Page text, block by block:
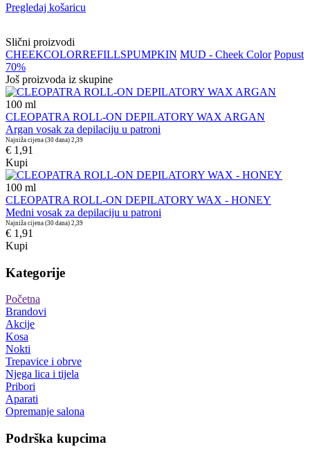
Pregledaj košaricu
Slični proizvodi
CHEEKCOLORREFILLSPUMPKIN MUD - Cheek Color Popust
70%
Još proizvoda iz skupine
100 ml
CLEOPATRA ROLL-ON DEPILATORY WAX ARGAN
Argan vosak za depilaciju u patroni
Najniža cijena (30 dana) 2,39
€ 1,91
Kupi
100 ml
CLEOPATRA ROLL-ON DEPILATORY WAX - HONEY
Medni vosak za depilaciju u patroni
Najniža cijena (30 dana) 2,39
€ 1,91
Kupi
Kategorije
Početna
Brandovi
Akcije
Kosa
Nokti
Trepavice i obrve
Njega lica i tijela
Pribori
Aparati
Opremanje salona
Podrška kupcima